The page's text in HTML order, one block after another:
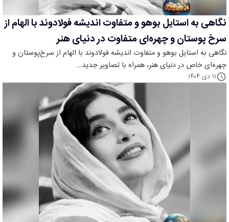
نگاهی به استایل بوهو و متفاوت اندیشه فولادوند با الهام از
سرخ پوستان و چهره‌ای متفاوت در دنیای هنر
نگاهی به استایل بوهو و متفاوت اندیشه فولادوند با الهام از سرخ‌پوستان و
چهره‌ای خاص در دنیای هنر، همراه با تصاویر جدید…
۱۱ دی ۱۴۰۴